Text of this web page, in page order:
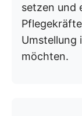
setzen und
Umstellung
möchten.